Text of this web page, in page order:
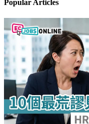
Follow us
Stay updated on the job market